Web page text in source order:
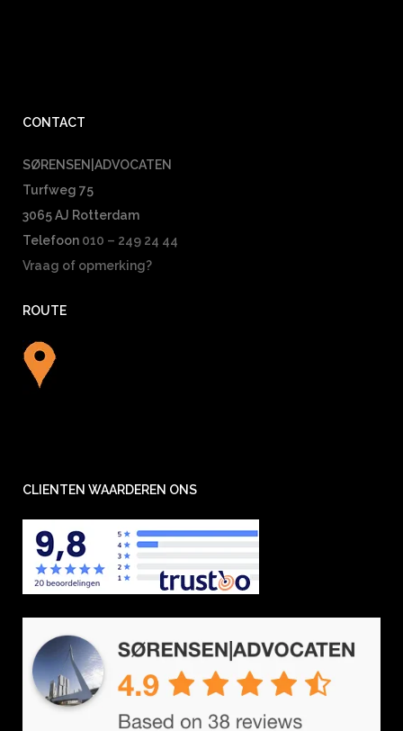
CONTACT
SØRENSEN|ADVOCATEN
Turfweg 75
3065 AJ Rotterdam
Telefoon 010 – 249 24 44
Vraag of opmerking?
ROUTE
CLIENTEN WAARDEREN ONS